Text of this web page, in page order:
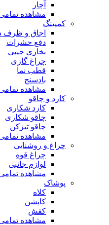
آچار
مشاهده
کمپینگ
اجاق و
دفع حشرات
بخاری جیبی
چراغ گازی
قطب نما
بادسنج
مشاهده
کارد و چاقو
کارد شکاری
چاقو شکاری
چاقو تیزکن
مشاهده
چراغ و روشنایی
چراغ قوه
لوازم جانبی
مشاهده
پوشاک
کلاه
کاپشن
کفش
مشاهده